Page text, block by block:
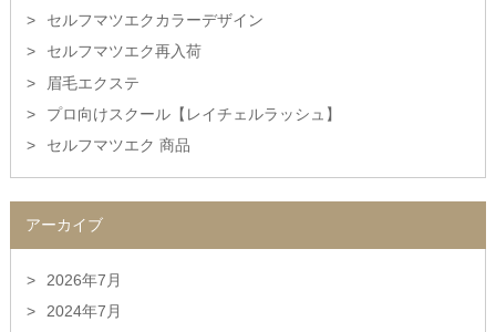
セルフマツエクカラーデザイン
セルフマツエク再入荷
眉毛エクステ
プロ向けスクール【レイチェルラッシュ】
セルフマツエク 商品
アーカイブ
2026年7月
2024年7月